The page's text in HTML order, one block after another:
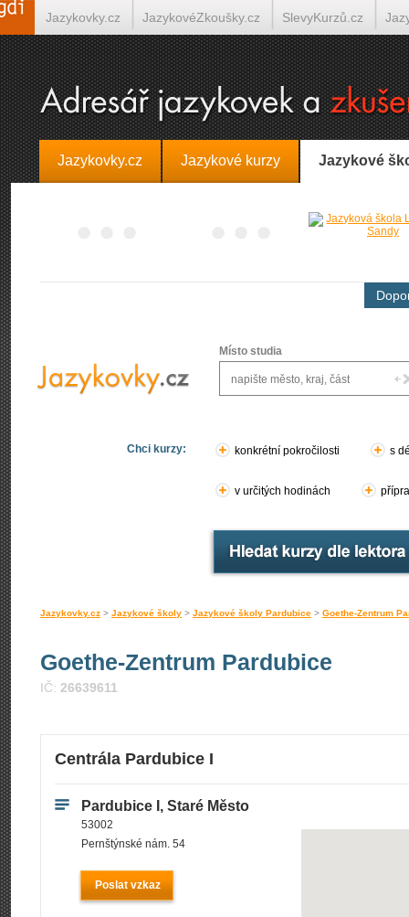
Jazykovky.cz Jazykové kurzy Jazykové
Místo studia
Chci kurzy: konkrétní pokročilosti s
v určitých hodinách
Jazykovky.cz > Jazykové školy > Jazykové školy Pardubice > Goethe-Zentrum
Goethe-Zentrum Pardubice
IČ: 26639611
Centrála Pardubice I
Pardubice I, Staré Město
53002
Pernštýnské nám. 54
Poslat vzkaz
Jazykovky.cz JazykovéZkoušky.cz SlevyKurzů.cz
Španělština on-line Italština on-line Tlumočení-